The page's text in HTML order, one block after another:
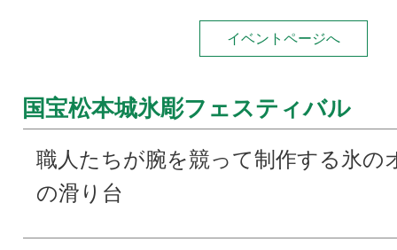
イベントページへ
国宝松本城氷彫フェスティバル
職人たちが腕を競って制作する氷の
の滑り台